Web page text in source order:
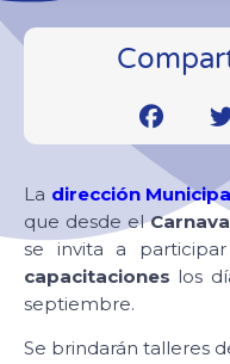
La dirección
que desde el
se invita a
capacitaciones los
septiembre.
Se brindarán talleres